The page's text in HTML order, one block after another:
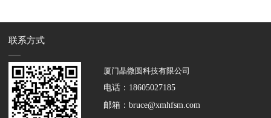
联系方式
厦门晶微圆科技有限公司
电话： 18605027185
邮箱：bruce@xmhfsm.com